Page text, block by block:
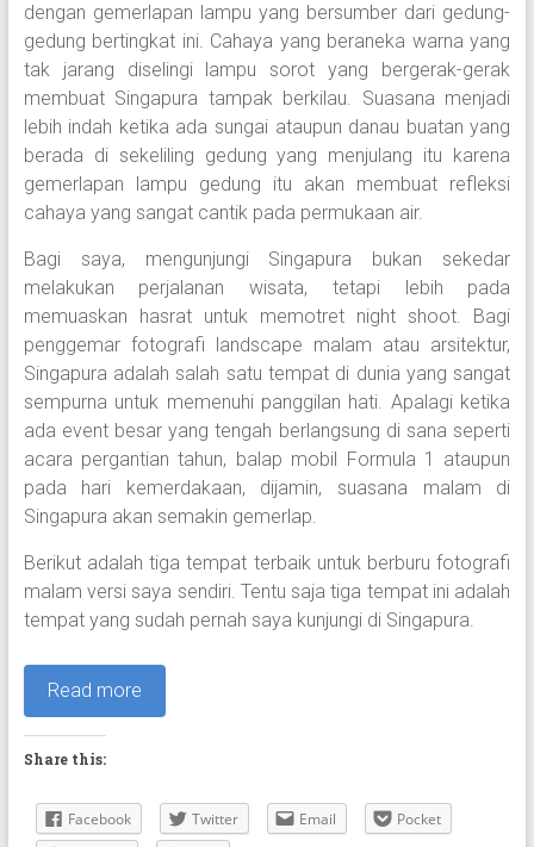
dengan gemerlapan lampu yang bersumber dari gedung-
gedung bertingkat ini. Cahaya yang beraneka warna yang
tak jarang diselingi lampu sorot yang bergerak-gerak
membuat Singapura tampak berkilau. Suasana menjadi
lebih indah ketika ada sungai ataupun danau buatan yang
berada di sekeliling gedung yang menjulang itu karena
gemerlapan lampu gedung itu akan membuat refleksi
cahaya yang sangat cantik pada permukaan air.
Bagi saya, mengunjungi Singapura bukan sekedar
melakukan perjalanan wisata, tetapi lebih pada
memuaskan hasrat untuk memotret night shoot. Bagi
penggemar fotografi landscape malam atau arsitektur,
Singapura adalah salah satu tempat di dunia yang sangat
sempurna untuk memenuhi panggilan hati. Apalagi ketika
ada event besar yang tengah berlangsung di sana seperti
acara pergantian tahun, balap mobil Formula 1 ataupun
pada hari kemerdakaan, dijamin, suasana malam di
Singapura akan semakin gemerlap.
Berikut adalah tiga tempat terbaik untuk berburu fotografi
malam versi saya sendiri. Tentu saja tiga tempat ini adalah
tempat yang sudah pernah saya kunjungi di Singapura.
Read more
Share this:
Facebook Twitter Email
Pocket